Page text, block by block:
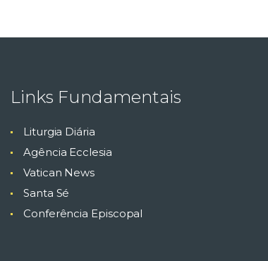
Links Fundamentais
Liturgia Diária
Agência Ecclesia
Vatican News
Santa Sé
Conferência Episcopal